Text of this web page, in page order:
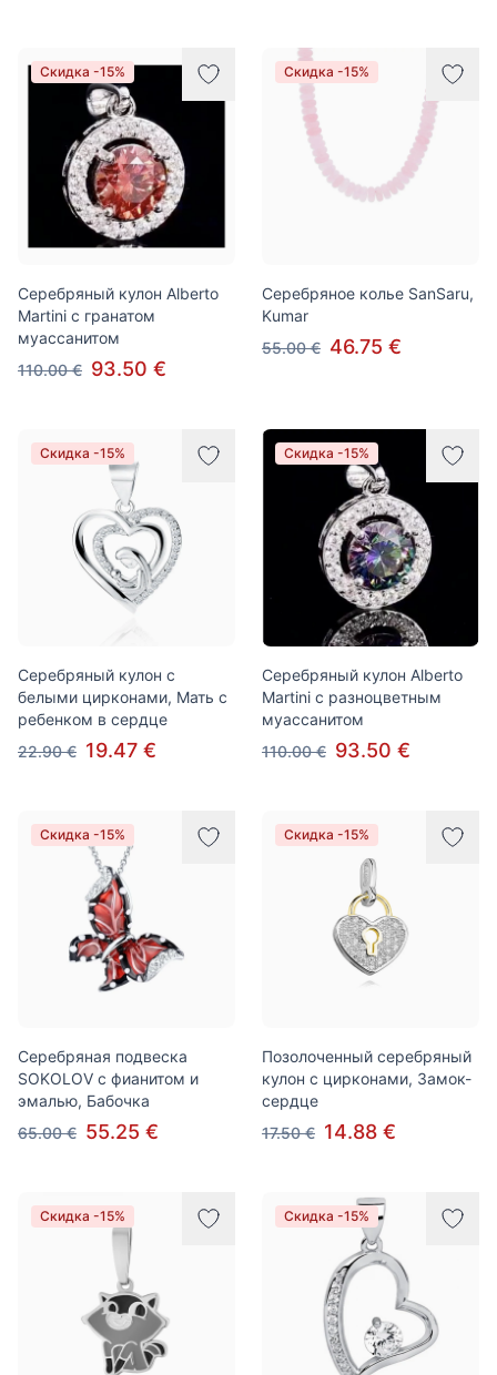
Скидка -15%
Серебряный кулон Alberto
Martini с гранатом
муассанитом
110.00 € 93.50 €
Скидка -15%
Серебряное колье SanSaru,
Kumar
55.00 € 46.75 €
Скидка -15%
Серебряный кулон с
белыми цирконами, Мать с
ребенком в сердце
22.90 € 19.47 €
Скидка -15%
Серебряный кулон Alberto
Martini с разноцветным
муассанитом
110.00 € 93.50 €
Скидка -15%
Серебряная подвеска
SOKOLOV с фианитом и
эмалью, Бабочка
65.00 € 55.25 €
Скидка -15%
Позолоченный серебряный
кулон с цирконами, Замок-
сердце
17.50 € 14.88 €
Скидка -15% Скидка -15%